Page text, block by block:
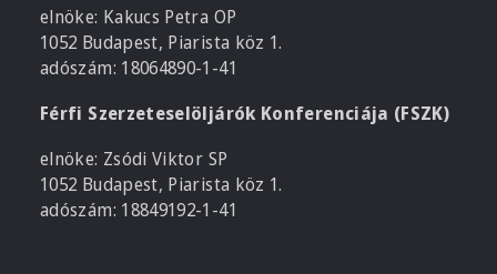
elnöke: Kakucs Petra OP
1052 Budapest, Piarista köz 1.
adószám: 18064890-1-41
Férfi Szerzeteselöljárók Konferenciája (FSZK)
elnöke: Zsódi Viktor SP
1052 Budapest, Piarista köz 1.
adószám: 18849192-1-41